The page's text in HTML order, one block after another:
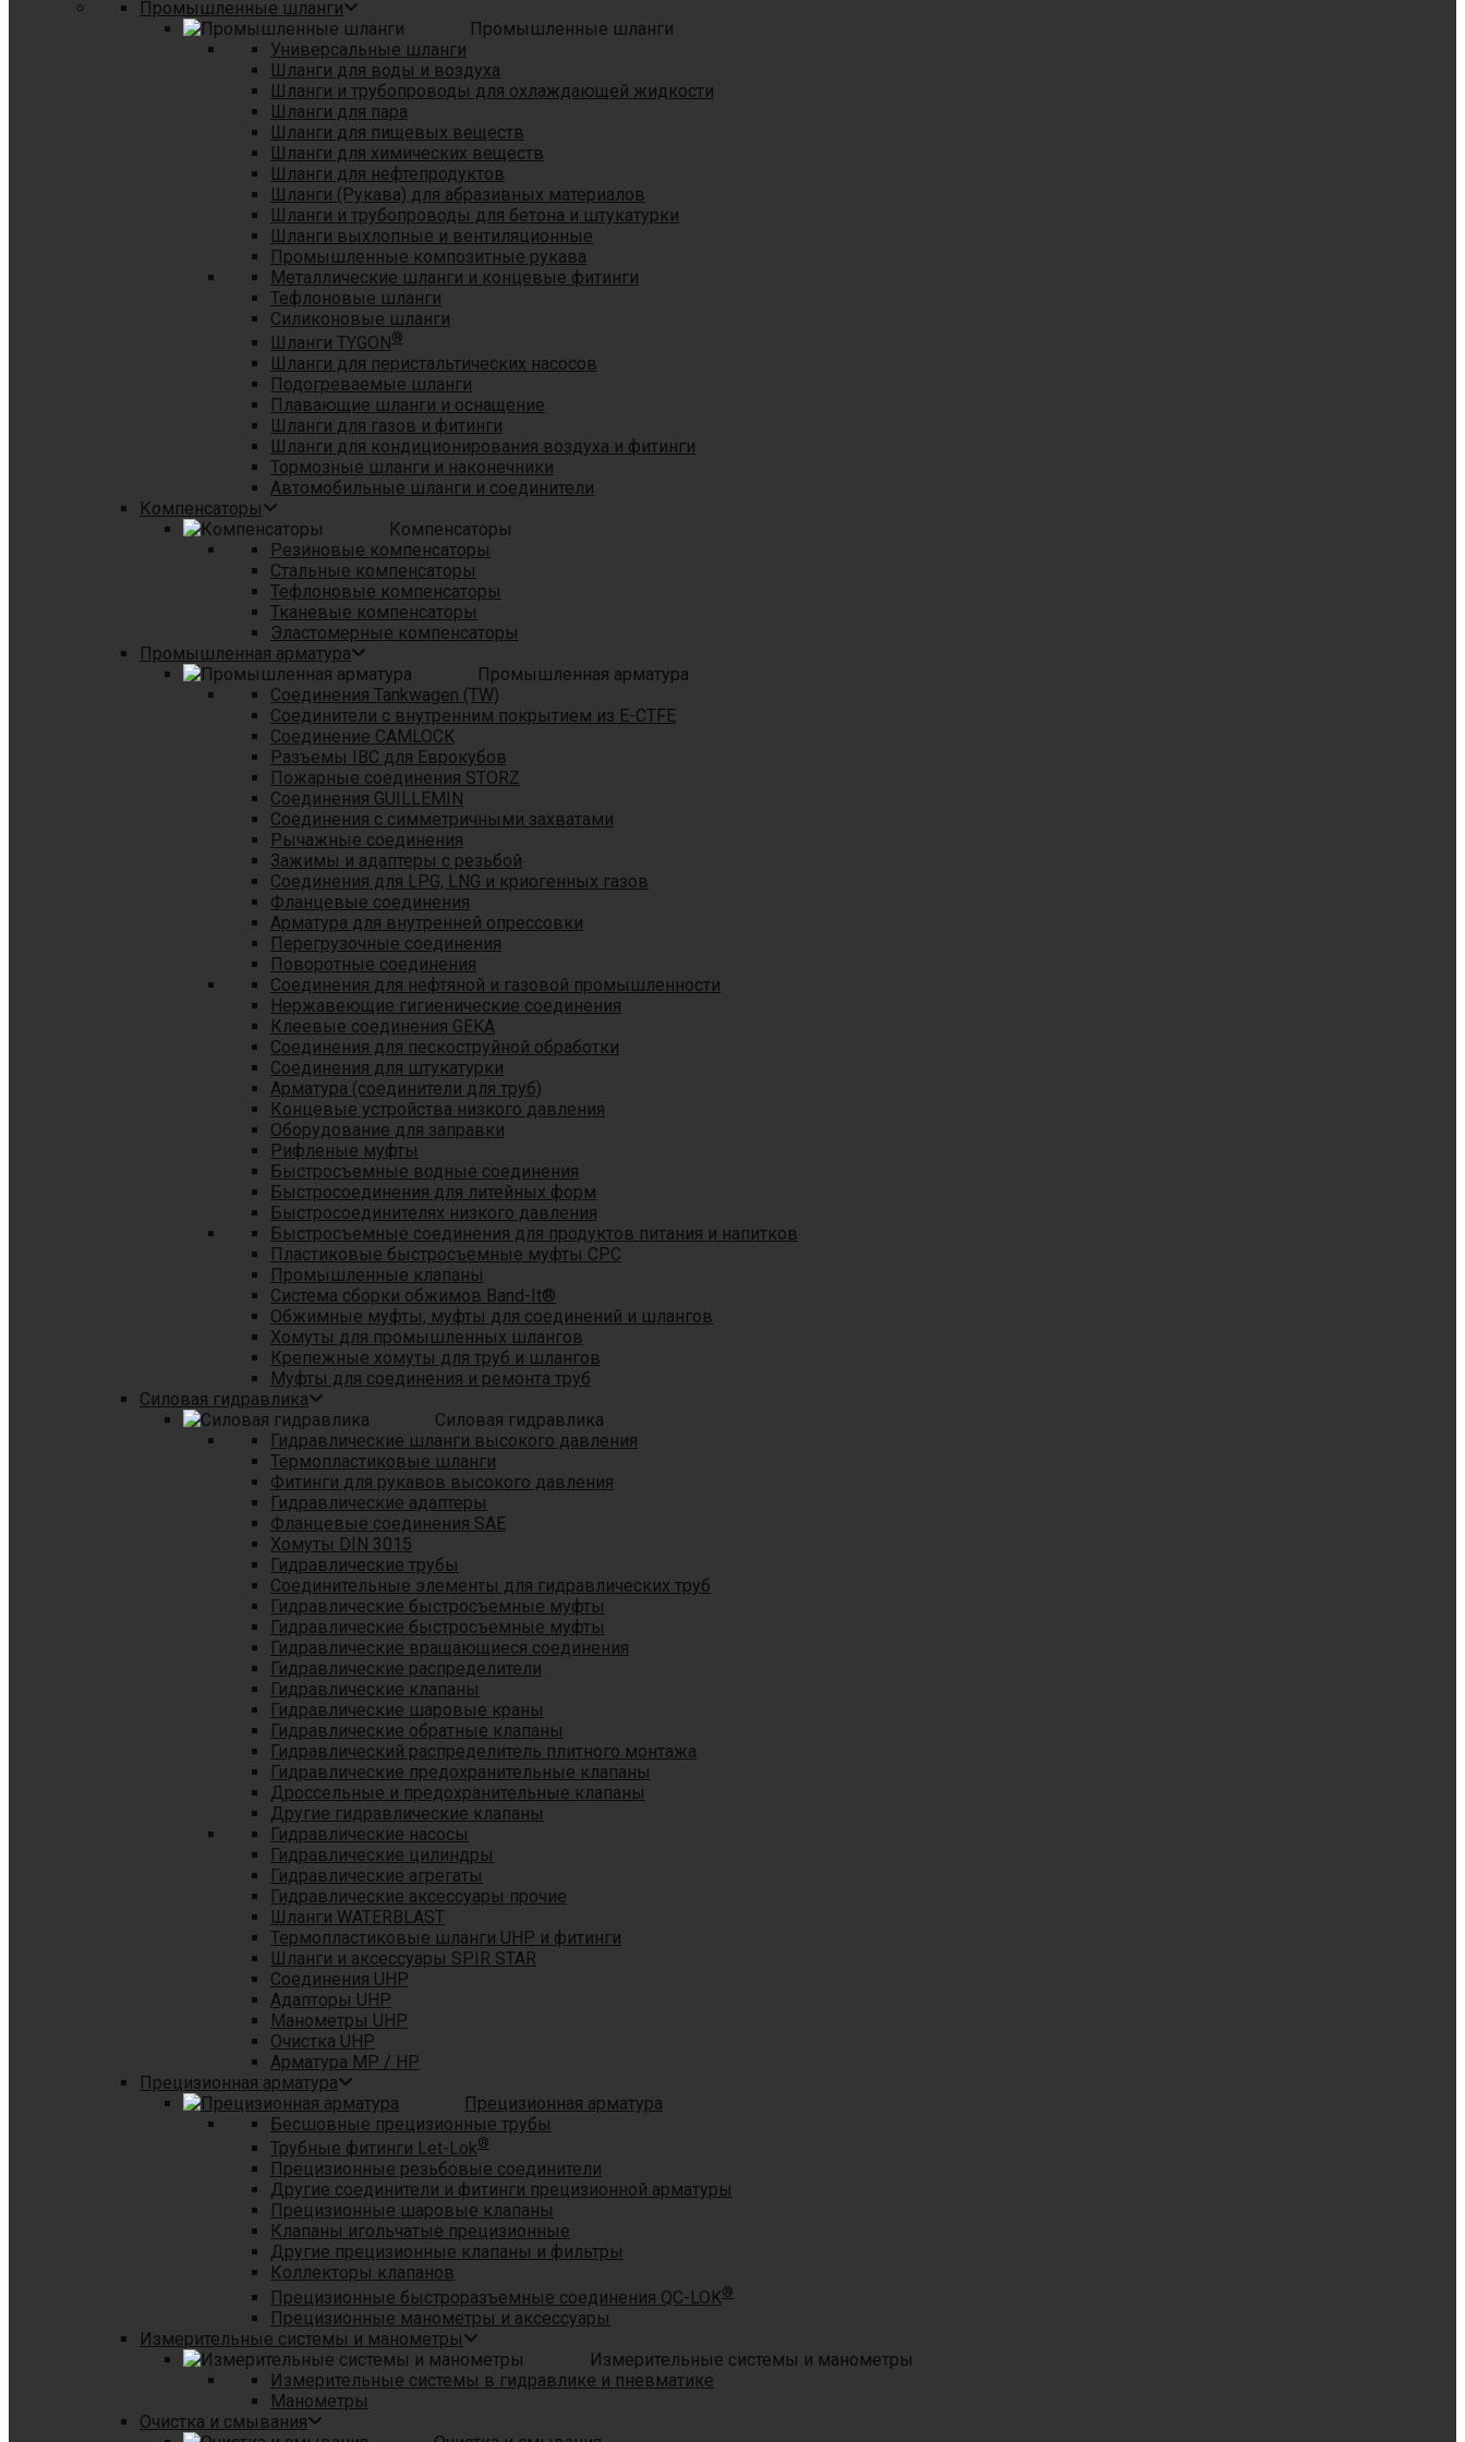
Промышленные шланги
Промышленные шланги
Универсальные шланги
Шланги для воды и воздуха
Шланги и трубопроводы для охлаждающей жидкости
Шланги для пара
Шланги для пищевых веществ
Шланги для химических веществ
Шланги для нефтепродуктов
Шланги (Рукава) для абразивных материалов
Шланги и трубопроводы для бетона и штукатурки
Шланги выхлопные и вентиляционные
Промышленные композитные рукава
Металлические шланги и концевые фитинги
Тефлоновые шланги
Силиконовые шланги
Шланги TYGON®
Шланги для перистальтических насосов
Подогреваемые шланги
Плавающие шланги и оснащение
Шланги для газов и фитинги
Шланги для кондиционирования воздуха и фитинги
Тормозные шланги и наконечники
Автомобильные шланги и соединители
Компенсаторы
Компенсаторы
Резиновые компенсаторы
Стальные компенсаторы
Тефлоновые компенсаторы
Тканевые компенсаторы
Эластомерные компенсаторы
Промышленная арматура
Промышленная арматура
Соединения Tankwagen (TW)
Соединители с внутренним покрытием из E-CTFE
Соединение CAMLOCK
Разъемы IBC для Еврокубов
Пожарные соединения STORZ
Соединения GUILLEMIN
Соединения с симметричными захватами
Рычажные соединения
Зажимы и адаптеры с резьбой
Соединения для LPG, LNG и криогенных газов
Фланцевые соединения
Арматура для внутренней опрессовки
Перегрузочные соединения
Поворотные соединения
Соединения для нефтяной и газовой промышленности
Нержавеющие гигиенические соединения
Клеевые соединения GEKA
Соединения для пескоструйной обработки
Cоединения для штукатурки
Арматура (соединители для труб)
Концевые устройства низкого давления
Оборудование для заправки
Рифленые муфты
Быстросъемные водные соединения
Быстросоединения для литейных форм
Быстросоединителях низкого давления
Быстросъемные соединения для продуктов питания и напитков
Пластиковые быстросъемные муфты CPC
Промышленные клапаны
Система сборки обжимов Band-It®
Обжимные муфты, муфты для соединений и шлангов
Хомуты для промышленных шлангов
Крепежные хомуты для труб и шлангов
Муфты для соединения и ремонта труб
Силовая гидравлика
Силовая гидравлика
Гидравлические шланги высокого давления
Термопластиковые шланги
Фитинги для рукавов высокого давления
Гидравлические адаптеры
Фланцевые соединения SAE
Хомуты DIN 3015
Гидравлические трубы
Соединительные элементы для гидравлических труб
Гидравлические быстросъемные муфты
Гидравлические быстросъемные муфты
Гидравлические вращающиеся соединения
Гидравлические распределители
Гидравлические клапаны
Гидравлические шаровые краны
Гидравлические обратные клапаны
Гидравлический распределитель плитного монтажа
Гидравлические предохранительные клапаны
Дроссельные и предохранительные клапаны
Другие гидравлические клапаны
Гидравлические насосы
Гидравлические цилиндры
Гидравлические агрегаты
Гидравлические аксессуары прочие
Шланги WATERBLAST
Термопластиковые шланги UHP и фитинги
Шланги и аксессуары SPIR STAR
Соединения UHP
Адапторы UHP
Манометры UHP
Очистка UHP
Арматура MP / HP
Прецизионная арматура
Прецизионная арматура
Бесшовные прецизионные трубы
Трубные фитинги Let-Lok®
Прецизионные резьбовые соединители
Другие соединители и фитинги прецизионной арматуры
Прецизионные шаровые клапаны
Клапаны игольчатые прецизионные
Другие прецизионные клапаны и фильтры
Коллекторы клапанов
Прецизионные быстроразъемные соединения QC-LOK®
Прецизионные манометры и аксессуары
Измерительные системы и манометры
Измерительные системы и манометры
Измерительные системы в гидравлике и пневматике
Манометры
Очистка и смывания